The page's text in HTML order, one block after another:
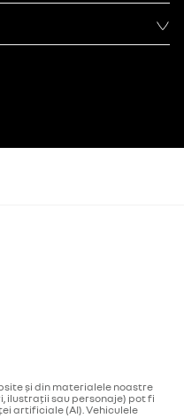
și din materialele noastre
ilustrații sau personaje) pot fi
artificiale (AI). Vehiculele